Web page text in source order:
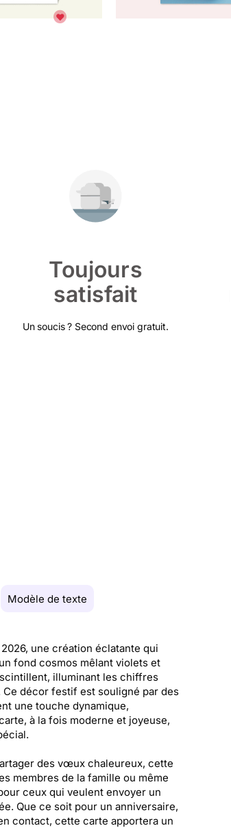
Toujours
satisfait
Un soucis ? Second envoi gratuit.
Modèle de texte
une création éclatante qui
fond cosmos mêlant violets et
illuminant les chiffres
décor festif est souligné par des
une touche dynamique,
à la fois moderne et joyeuse,
des vœux chaleureux, cette
membres de la famille ou même
ceux qui veulent envoyer un
Que ce soit pour un anniversaire,
contact, cette carte apportera un